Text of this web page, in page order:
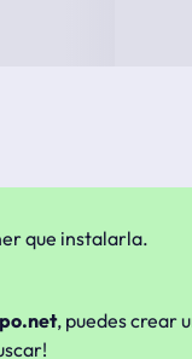
que instalarla.
, puedes crear